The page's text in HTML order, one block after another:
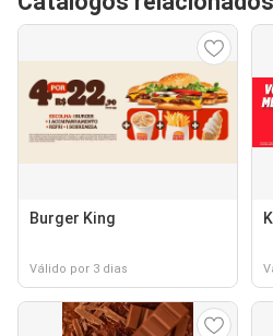
Burger King
Válido por 3 dias